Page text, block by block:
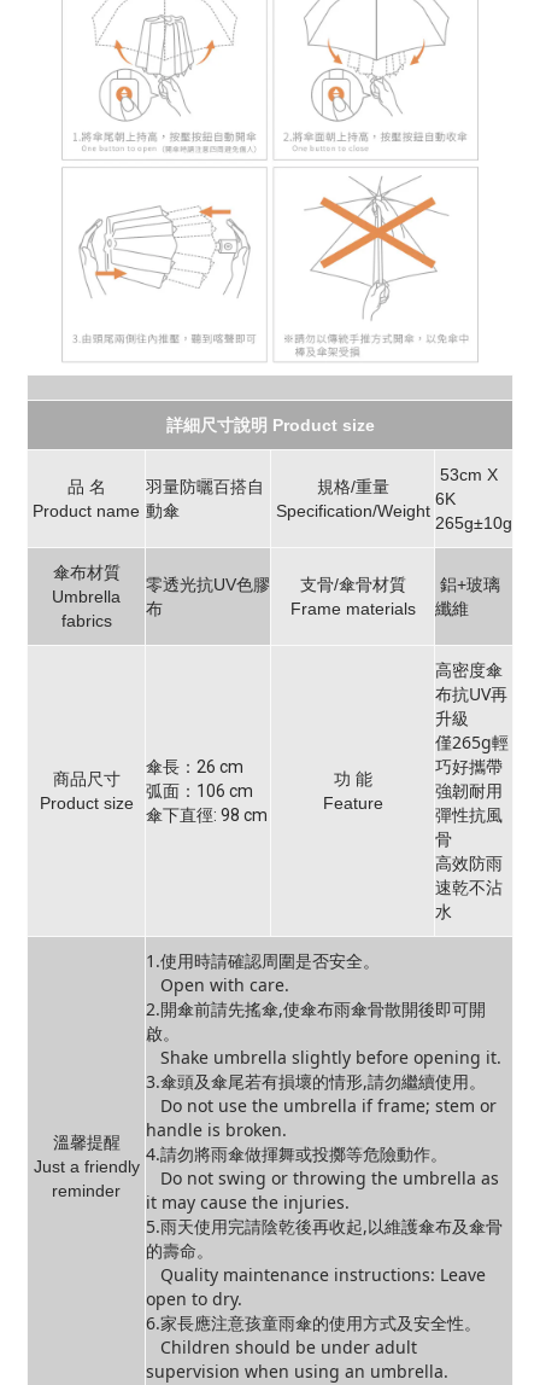
詳細尺寸說明 Product size
品 名
Product name
羽量防曬百搭自
動傘
規格/重量
Specification/Weight
53cm X
6K
265g±10g
傘布材質
Umbrella
fabrics
零透光抗UV色膠
布
支骨/傘骨材質
Frame materials
鋁+玻璃
纖維
商品尺寸
Product size
傘長：26 cm
弧面：106 cm
傘下直徑: 98 cm
功 能
Feature
高密度傘
布抗UV再
升級
僅265g輕
巧好攜帶
強韌耐用
彈性抗風
骨
高效防雨
速乾不沾
水
溫馨提醒
Just a friendly
reminder
1.使用時請確認周圍是否安全。
Open with care.
2.開傘前請先搖傘,使傘布雨傘骨散開後即可開
啟。
Shake umbrella slightly before opening it.
3.傘頭及傘尾若有損壞的情形,請勿繼續使用。
Do not use the umbrella if frame; stem or
handle is broken.
4.請勿將雨傘做揮舞或投擲等危險動作。
Do not swing or throwing the umbrella as
it may cause the injuries.
5.雨天使用完請陰乾後再收起,以維護傘布及傘骨
的壽命。
Quality maintenance instructions: Leave
open to dry.
6.家長應注意孩童雨傘的使用方式及安全性。
Children should be under adult
supervision when using an umbrella.